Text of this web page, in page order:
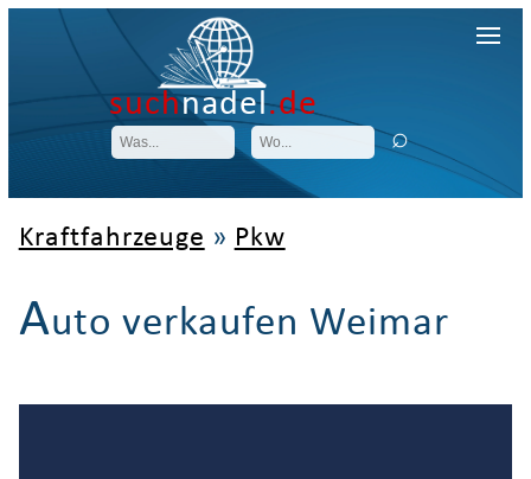
suchnadel.de
Kraftfahrzeuge » Pkw
Auto verkaufen Weimar